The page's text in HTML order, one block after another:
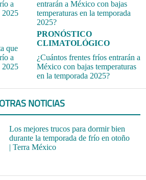
que
a
2025
PRONÓSTICO
CLIMATOLÓGICO
¿Cuántos frentes fríos entrarán a
México con bajas temperaturas
en la temporada 2025?
OTRAS NOTICIAS
Los mejores trucos para dormir bien
durante la temporada de frío en otoño
| Terra México